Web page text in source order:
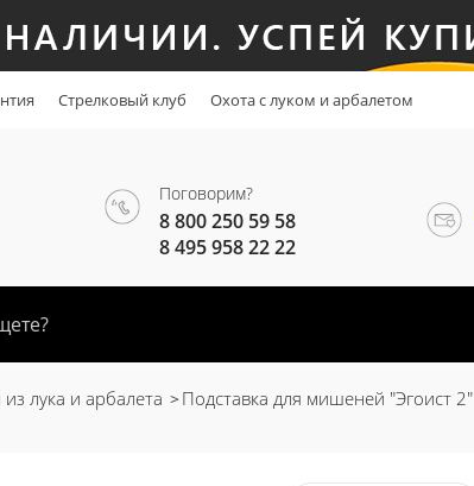
Стрелковый клуб Охота с луком и арбалетом
Поговорим?
8 800 250 59 58
8 495 958 22 22
лука и арбалета Подставка для мишеней "Эгоист 2"